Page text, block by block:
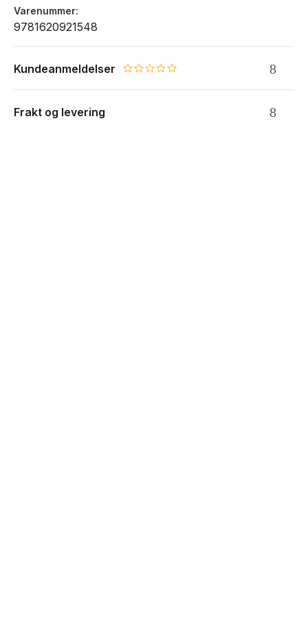
Varenummer
9781620921548
Kundeanmeldelser 0.0 star rating
Frakt og levering